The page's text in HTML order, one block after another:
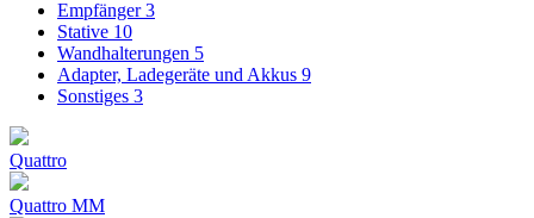
Empfänger3
Stative 10
Wandhalterungen 5
Adapter, Ladegeräte und Akkus 9
Sonstiges 3
Quattro
Quattro MM